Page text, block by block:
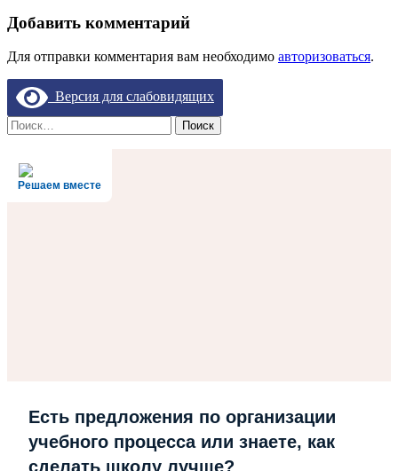
Добавить комментарий
Для отправки комментария вам необходимо авторизоваться.
Версия для слабовидящих
Найти:
Решаем вместе
Есть предложения по организации
учебного процесса или знаете, как
сделать школу лучше?